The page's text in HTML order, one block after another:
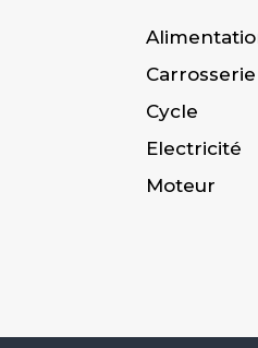
Carrosserie
Cycle
Electricité
Moteur